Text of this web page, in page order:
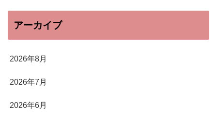
アーカイブ
2026年8月
2026年7月
2026年6月